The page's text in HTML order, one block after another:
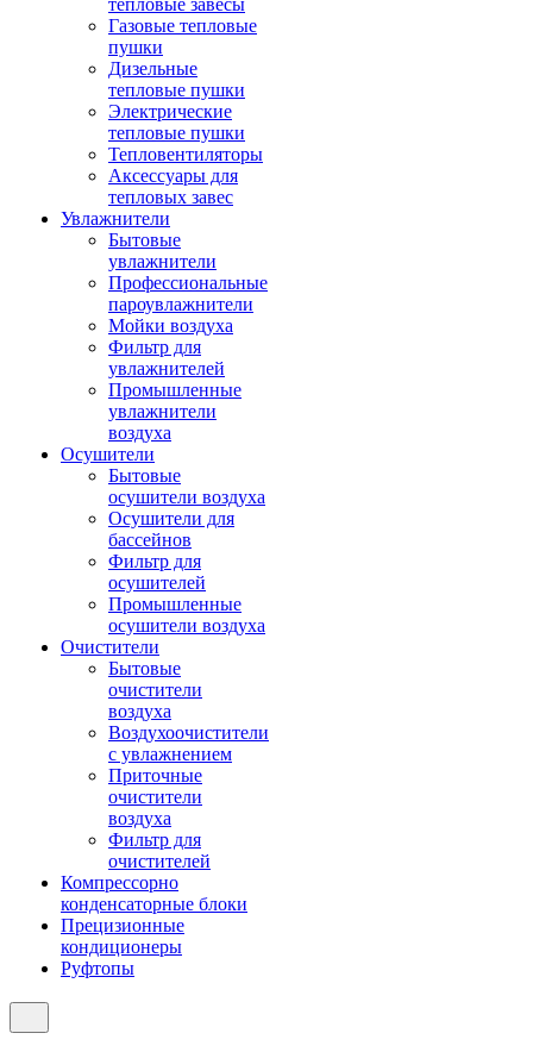
тепловые завесы
Газовые тепловые
пушки
Дизельные
тепловые пушки
Электрические
тепловые пушки
Тепловентиляторы
Аксессуары для
тепловых завес
Увлажнители
Бытовые
увлажнители
Профессиональные
пароувлажнители
Мойки воздуха
Фильтр для
увлажнителей
Промышленные
увлажнители
воздуха
Осушители
Бытовые
осушители воздуха
Осушители для
бассейнов
Фильтр для
осушителей
Промышленные
осушители воздуха
Очистители
Бытовые
очистители
воздуха
Воздухоочистители
с увлажнением
Приточные
очистители
воздуха
Фильтр для
очистителей
Компрессорно
конденсаторные блоки
Прецизионные
кондиционеры
Руфтопы